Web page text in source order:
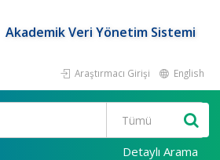
Akademik Veri Yönetim Sistemi
Araştırmacı Girişi English
Detaylı Arama